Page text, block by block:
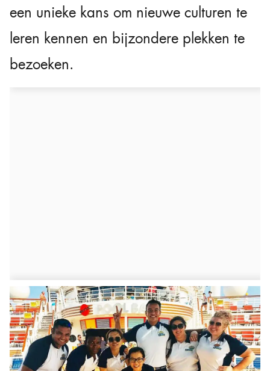
een unieke kans om nieuwe culturen te
leren kennen en bijzondere plekken te
bezoeken.